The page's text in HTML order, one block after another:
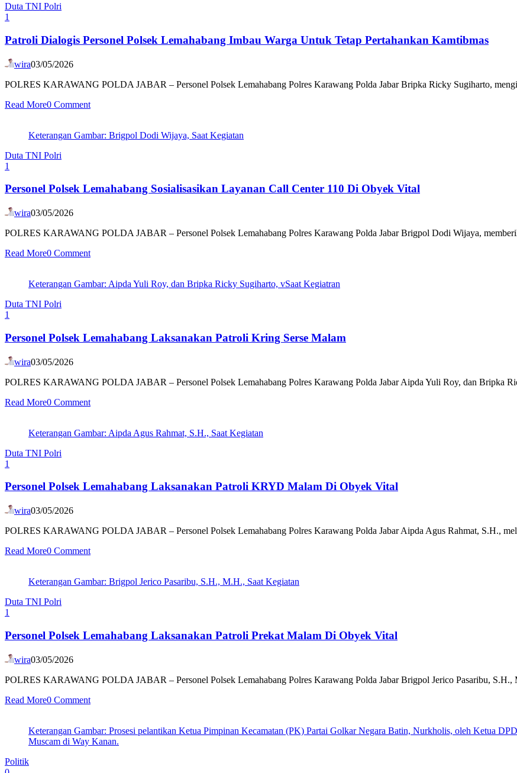
Duta TNI Polri
1
Patroli Dialogis Personel Polsek Lemahabang Imbau Warga Untuk Tetap Pertahankan Kamtibmas
wira03/05/2026
POLRES KARAWANG POLDA JABAR – Personel Polsek Lemahabang Polres Karawang Polda Jabar Bripka Ricky Sugiharto,
Read More0 Comment
Keterangan Gambar: Brigpol Dodi Wijaya, Saat Kegiatan
Duta TNI Polri
1
Personel Polsek Lemahabang Sosialisasikan Layanan Call Center 110 Di Obyek Vital
wira03/05/2026
POLRES KARAWANG POLDA JABAR – Personel Polsek Lemahabang Polres Karawang Polda Jabar Brigpol Dodi Wijaya,
Read More0 Comment
Keterangan Gambar: Aipda Yuli Roy, dan Bripka Ricky Sugiharto, vSaat Kegiatran
Duta TNI Polri
1
Personel Polsek Lemahabang Laksanakan Patroli Kring Serse Malam
wira03/05/2026
POLRES KARAWANG POLDA JABAR – Personel Polsek Lemahabang Polres Karawang Polda Jabar Aipda Yuli Roy, dan Bripka
Read More0 Comment
Keterangan Gambar: Aipda Agus Rahmat, S.H., Saat Kegiatan
Duta TNI Polri
1
Personel Polsek Lemahabang Laksanakan Patroli KRYD Malam Di Obyek Vital
wira03/05/2026
POLRES KARAWANG POLDA JABAR – Personel Polsek Lemahabang Polres Karawang Polda Jabar Aipda Agus Rahmat, S.H.,
Read More0 Comment
Keterangan Gambar: Brigpol Jerico Pasaribu, S.H., M.H., Saat Kegiatan
Duta TNI Polri
1
Personel Polsek Lemahabang Laksanakan Patroli Prekat Malam Di Obyek Vital
wira03/05/2026
POLRES KARAWANG POLDA JABAR – Personel Polsek Lemahabang Polres Karawang Polda Jabar Brigpol Jerico Pasaribu, S.H.,
Read More0 Comment
Keterangan Gambar: Prosesi pelantikan Ketua Pimpinan Kecamatan (PK) Partai Golkar Negara Batin, Nurkholis, oleh Ketua
Muscam di Way Kanan.
Politik